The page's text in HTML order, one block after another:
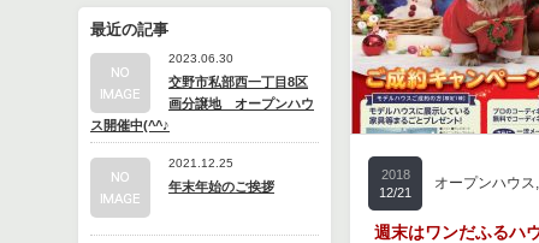
最近の記事
2023.06.30
交野市私部西一丁目8区
画分譲地 オープンハウ
ス開催中(^^♪
2021.12.25
年末年始のご挨拶
2018
12/21
オープンハウス
週末はワンだふるハ